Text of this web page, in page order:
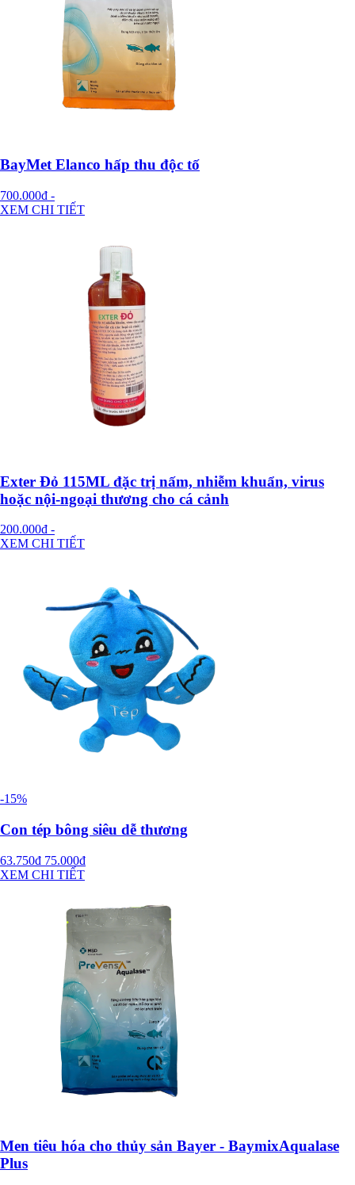
BayMet Elanco hấp thu độc tố
700.000đ -
XEM CHI TIẾT
Exter Đỏ 115ML đặc trị nấm, nhiễm khuẩn, virus
hoặc nội-ngoại thương cho cá cảnh
200.000đ -
XEM CHI TIẾT
-15%
Con tép bông siêu dễ thương
63.750đ 75.000đ
XEM CHI TIẾT
Men tiêu hóa cho thủy sản Bayer - BaymixAqualase
Plus